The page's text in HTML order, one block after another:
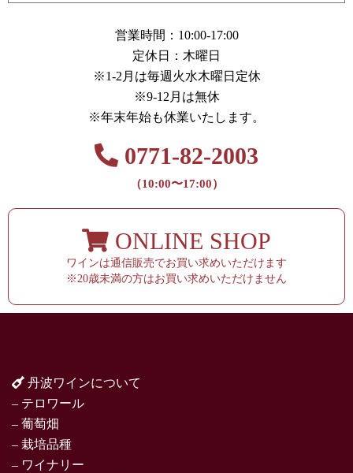
営業時間：10:00-17:00
定休日：木曜日
※1-2月は毎週火水木曜日定休
※9-12月は無休
※年末年始も休業いたします。
0771-82-2003
（10:00〜17:00）
ONLINE SHOP
ワインは通信販売でお買い求めいただけます
※20歳未満の方はお買い求めいただけません
丹波ワインについて
– テロワール
– 葡萄畑
– 栽培品種
– ワイナリー